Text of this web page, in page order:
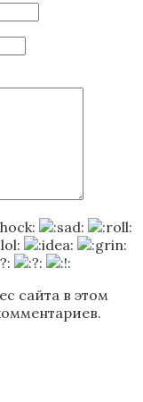
сайта в этом